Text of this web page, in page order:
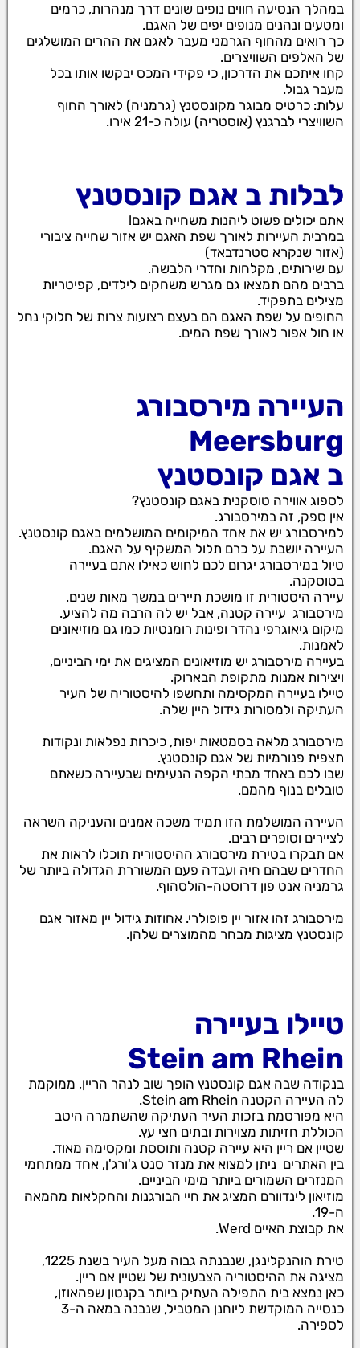
במהלך הנסיעה חווים נופים שונים דרך מנהרות, כרמים
ומטעים ונהנים מנופים יפים של האגם.
כך רואים מהחוף הגרמני מעבר לאגם את ההרים המושלגים
של האלפים השוויצרים.
קחו איתכם את הדרכון, כי פקידי המכס יבקשו אותו בכל
מעבר גבול.
עלות: כרטיס מבוגר מקונסטנץ (גרמניה) לאורך החוף
השוויצרי לברגנץ (אוסטריה) עולה כ-21 אירו.
לבלות ב אגם קונסטנץ
אתם יכולים פשוט ליהנות משחייה באגם!
במרבית העיירות לאורך שפת האגם יש אזור שחייה ציבורי
(אזור שנקרא סטרנדבאד)
עם שירותים, מקלחות וחדרי הלבשה.
ברבים מהם תמצאו גם מגרש משחקים לילדים, קפיטריות
מצילים בתפקיד.
החופים על שפת האגם הם בעצם רצועות צרות של חלוקי נחל
או חול אפור לאורך שפת המים.
העיירה מירסבורג
Meersburg
ב אגם קונסטנץ
לספוג אווירה טוסקנית באגם קונסטנץ?
אין ספק, זה במירסבורג.
למירסבורג יש את אחד המיקומים המושלמים באגם קונסטנץ.
העיירה יושבת על כרם תלול המשקיף על האגם.
טיול במירסבורג יגרום לכם לחוש כאילו אתם בעיירה
בטוסקנה.
עיירה היסטורית זו מושכת תיירים במשך מאות שנים.
מירסבורג עיירה קטנה, אבל יש לה הרבה מה להציע.
מיקום גיאוגרפי נהדר ופינות רומנטיות כמו גם מוזיאונים
לאמנות.
בעיירה מירסבורג יש מוזיאונים המציגים את ימי הביניים,
ויצירות אמנות מתקופת הבארוק.
טיילו בעיירה המקסימה ותחשפו להיסטוריה של העיר
העתיקה ולמסורות גידול היין שלה.
מירסבורג מלאה בסמטאות יפות, כיכרות נפלאות ונקודות
תצפית פנורמיות של אגם קונסטנץ.
שבו לכם באחד מבתי הקפה הנעימים שבעיירה כשאתם
טובלים בנוף מהמם.
העיירה המושלמת הזו תמיד משכה אמנים והעניקה השראה
לציירים וסופרים רבים.
אם תבקרו בטירת מירסבורג ההיסטורית תוכלו לראות את
החדרים שבהם חיה ועבדה פעם המשוררת הגדולה ביותר של
גרמניה אנט פון דרוסטה-הולסהוף.
מירסבורג זהו אזור יין פופולרי. אחוזות גידול יין מאזור אגם
קונסטנץ מציגות מבחר מהמוצרים שלהן.
טיילו בעיירה
Stein am Rhein
בנקודה שבה אגם קונסטנץ הופך שוב לנהר הריין, ממוקמת
לה העיירה הקטנה Stein am Rhein.
היא מפורסמת בזכות העיר העתיקה שהשתמרה היטב
הכוללת חזיתות מצוירות ובתים חצי עץ.
שטיין אם ריין היא עיירה קטנה ותוססת ומקסימה מאוד.
בין האתרים ניתן למצוא את מנזר סנט ג'ורג'ן, אחד ממתחמי
המנזרים השמורים ביותר מימי הביניים.
מוזיאון לינדוורם המציג את חיי הבורגנות והחקלאות מהמאה
ה-19.
את קבוצת האיים Werd.
טירת הוהנקלינגן, שנבנתה גבוה מעל העיר בשנת 1225,
מציגה את ההיסטוריה הצבעונית של שטיין אם ריין.
כאן נמצא בית התפילה העתיק ביותר בקנטון שפהאוזן,
כנסייה המוקדשת ליוחנן המטביל, שנבנה במאה ה-3
לספירה.